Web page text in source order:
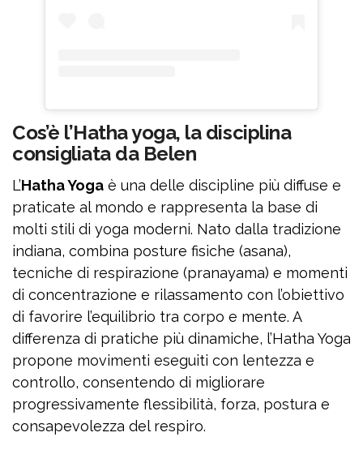
Cos’è l’Hatha yoga, la disciplina
consigliata da Belen
L’Hatha Yoga è una delle discipline più diffuse e
praticate al mondo e rappresenta la base di
molti stili di yoga moderni. Nato dalla tradizione
indiana, combina posture fisiche (asana),
tecniche di respirazione (pranayama) e momenti
di concentrazione e rilassamento con l’obiettivo
di favorire l’equilibrio tra corpo e mente. A
differenza di pratiche più dinamiche, l’Hatha Yoga
propone movimenti eseguiti con lentezza e
controllo, consentendo di migliorare
progressivamente flessibilità, forza, postura e
consapevolezza del respiro.